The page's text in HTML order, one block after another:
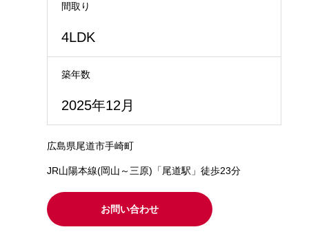
間取り
4LDK
築年数
2025年12月
広島県尾道市手崎町
JR山陽本線(岡山～三原)「尾道駅」徒歩23分
お問い合わせ